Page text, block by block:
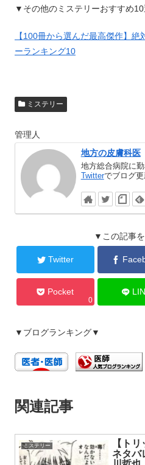
▼その他のミステリーおすすめ
【100冊から選んだ最高傑作】
ーランキング10
ミステリー
管理人
地方の皮膚科医
地方総合病院に
Twitterでブログ更
▼この記事
Twitter
Pocket
0
▼ブログランキング▼
関連記事
ミステリー
【ト
ネタバ